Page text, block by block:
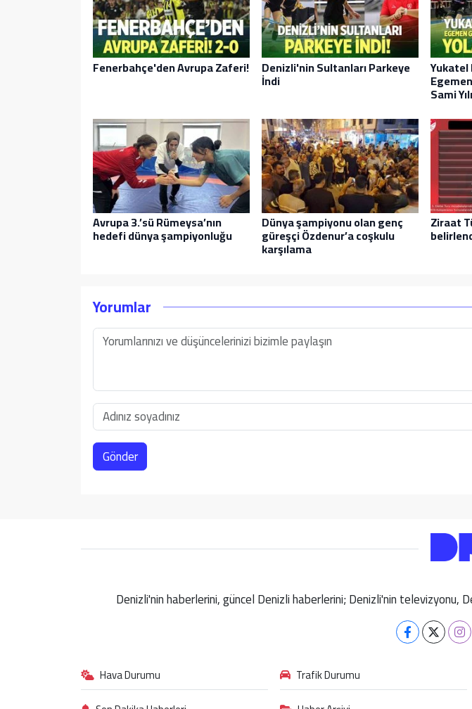
Fenerbahçe'den Avrupa Zaferi! Denizli'nin Sultanları Parkeye
İndi
Sami
Avrupa 3.’sü Rümeysa’nın
hedefi dünya şampiyonluğu
Dünya şampiyonu olan genç
güreşçi Özdenur’a coşkulu
karşılama
Ziraat
Yorumlar
Gönder
Denizli'nin haberlerini, güncel Denizli haberlerini; Denizli'nin
Hava Durumu Trafik Durumu